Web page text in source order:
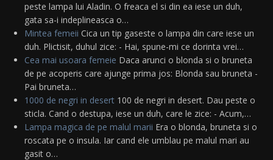
peste lampa lui Aladin. O freaca el si din ea iese un duh,
gata sa-i indeplineasca o…
Mintea femeii Cica un tip gaseste o lampa din care iese un
duh. Plictisit, duhul zice: - Hai, spune-mi ce dorinta vrei…
Cea mai usoara femeie Daca arunci o blonda si o bruneta
de pe acoperis care ajunge prima jos: Blonda sau bruneta -
Pai bruneta…
1000 de negri in desert 100 de negri in desert. Dau peste o
sticla. Cand o destupa, iese un duh, care le zice: - Acum,…
Lampa magica de pe malul marii Era o blonda, bruneta si o
roscata pe o insula. Iar cand ele umblau pe malul mari au
gasit o…